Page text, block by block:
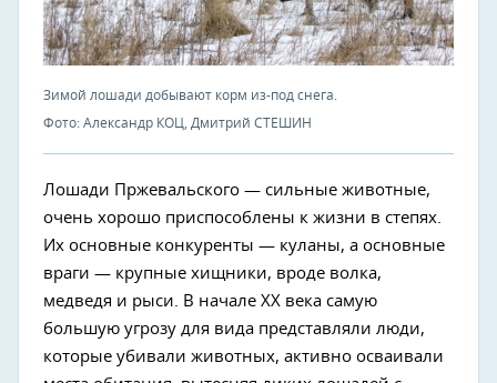
Зимой лошади добывают корм из-под снега.
Фото: Александр КОЦ, Дмитрий СТЕШИН
Лошади Пржевальского — сильные животные,
очень хорошо приспособлены к жизни в степях.
Их основные конкуренты — куланы, а основные
враги — крупные хищники, вроде волка,
медведя и рыси. В начале XX века самую
большую угрозу для вида представляли люди,
которые убивали животных, активно осваивали